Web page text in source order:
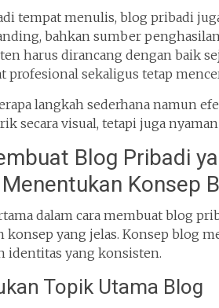
tempat menulis, blog pribadi
bahkan sumber
harus dirancang dengan baik
profesional sekaligus tetap
langkah sederhana namun
secara visual, tetapi juga
Blog Pribadi
Konsep
dalam cara membuat blog
konsep yang jelas. Konsep blog
identitas yang konsisten.
Topik Utama Blog